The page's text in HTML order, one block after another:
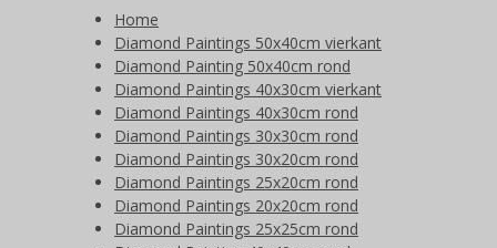
Home
Diamond Paintings 50x40cm vierkant
Diamond Painting 50x40cm rond
Diamond Paintings 40x30cm vierkant
Diamond Paintings 40x30cm rond
Diamond Paintings 30x30cm rond
Diamond Paintings 30x20cm rond
Diamond Paintings 25x20cm rond
Diamond Paintings 20x20cm rond
Diamond Paintings 25x25cm rond